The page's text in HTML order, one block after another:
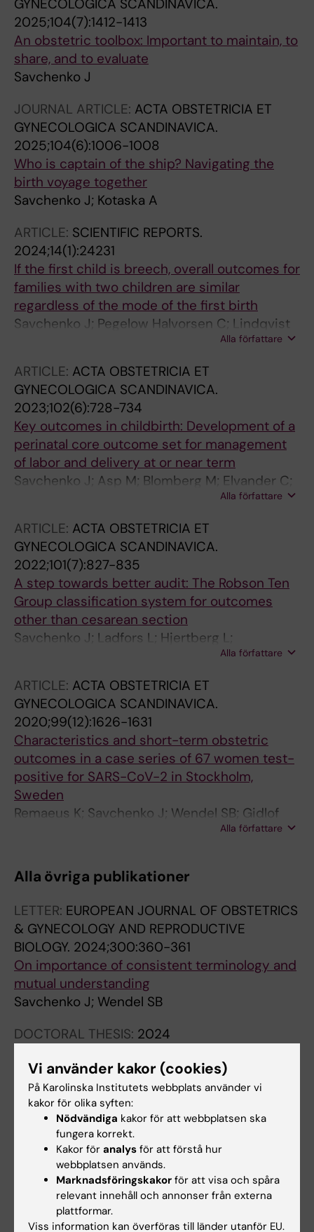
GYNECOLOGICA SCANDINAVICA.
2025;104(7):1412-1413
An obstetric toolbox: Important to maintain, to
share, and to evaluate
Savchenko J
JOURNAL ARTICLE: ACTA OBSTETRICIA ET
GYNECOLOGICA SCANDINAVICA.
2025;104(6):1006-1008
Who is captain of the ship? Navigating the
birth voyage together
Savchenko J; Kotaska A
ARTICLE: SCIENTIFIC REPORTS.
2024;14(1):24231
If the first child is breech, overall outcomes for
families with two children are similar
regardless of the mode of the first birth
Savchenko J; Pegelow Halvorsen C; Lindqvist
Alla författare
ARTICLE: ACTA OBSTETRICIA ET
GYNECOLOGICA SCANDINAVICA.
2023;102(6):728-734
Key outcomes in childbirth: Development of a
perinatal core outcome set for management
of labor and delivery at or near term
Savchenko J; Asp M; Blomberg M; Elvander C;
Hagman A; Halvorsen CP; Lindqvist P;Alla författare
ARTICLE: ACTA OBSTETRICIA ET
GYNECOLOGICA SCANDINAVICA.
2022;101(7):827-835
A step towards better audit: The Robson Ten
Group classification system for outcomes
other than cesarean section
Savchenko J; Ladfors L; Hjertberg L;
Alla författare
ARTICLE: ACTA OBSTETRICIA ET
GYNECOLOGICA SCANDINAVICA.
2020;99(12):1626-1631
Characteristics and short-term obstetric
outcomes in a case series of 67 women test-
positive for SARS-CoV-2 in Stockholm,
Sweden
Remaeus K; Savchenko J; Wendel SB; Gidlof
SB; Graner S; Jones E; Molin J; Saltvedt S;
Alla författare
Alla övriga publikationer
LETTER: EUROPEAN JOURNAL OF OBSTETRICS
& GYNECOLOGY AND REPRODUCTIVE
BIOLOGY. 2024;300:360-361
On importance of consistent terminology and
mutual understanding
Savchenko J; Wendel SB
DOCTORAL THESIS: 2024
with breech presentation as an illustration
Savchenko J
CONFERENCE PUBLICATION:ACTA
OBSTETRICIA ET GYNECOLOGICA
SCANDINAVICA.2023;102:13
Swedish Perinatal Core Outcome Set
(SPeCOS) for management of labor and
delivery at or near term
Vi använder kakor (cookies)
På Karolinska Institutets webbplats använder vi
kakor för olika syften:
Nödvändiga kakor för att webbplatsen ska
fungera korrekt.
Kakor för analys för att förstå hur
webbplatsen används.
Marknadsföringskakor för att visa och spåra
relevant innehåll och annonser från externa
plattformar.
Viss information kan överföras till länder utanför EU.